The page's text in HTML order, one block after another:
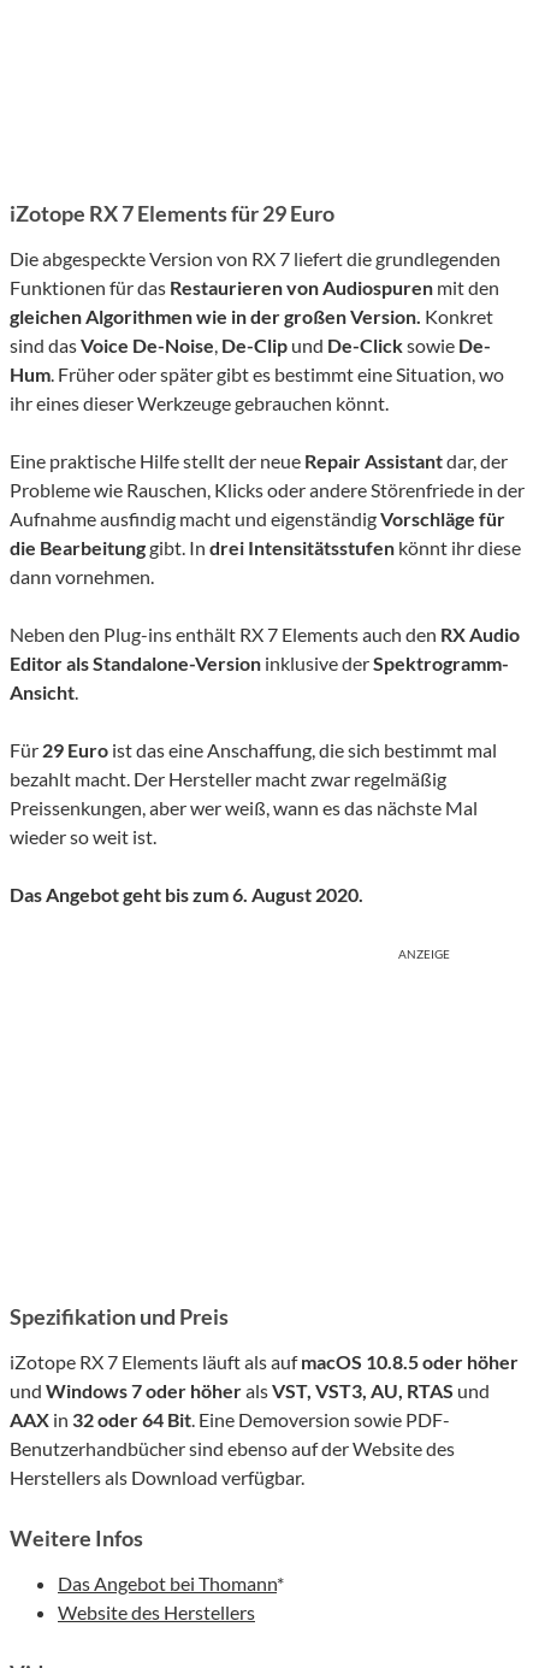
iZotope RX 7 Elements für 29 Euro
Die abgespeckte Version von RX 7 liefert die grundlegenden
Funktionen für das Restaurieren von Audiospuren mit den
gleichen Algorithmenwie inder großen Version. Konkret
sind dasVoice De-Noise, De-Clip und De-Clicksowie De-
Hum. Früher oder später gibt es bestimmt eine Situation, wo
ihr eines dieser Werkzeuge gebrauchen könnt.
Eine praktische Hilfe stellt der neue Repair Assistantdar, der
Probleme wie Rauschen, Klicks oder andere Störenfriede in der
Aufnahme ausfindig macht und eigenständigVorschläge für
die Bearbeitunggibt. In drei Intensitätsstufen könnt ihr diese
dann vornehmen.
Neben den Plug-ins enthält RX 7 Elements auch den RX Audio
Editor als Standalone-Version inklusive derSpektrogramm-
Ansicht.
Für 29 Euro ist das eine Anschaffung, die sich bestimmt mal
bezahlt macht. Der Hersteller macht zwar regelmäßig
Preissenkungen, aber wer weiß, wann es das nächste Mal
wieder so weit ist.
Das Angebot geht bis zum 6. August 2020.
ANZEIGE
Spezifikation und Preis
iZotope RX 7 Elements läuft als aufmacOS 10.8.5 oder höher
und Windows 7 oder höheralsVST, VST3, AU, RTAS und
AAX in 32 oder 64 Bit. Eine Demoversion sowie PDF-
Benutzerhandbücher sind ebenso auf der Website des
Herstellers als Download verfügbar.
Weitere Infos
Das Angebot bei Thomann*
Website des Herstellers